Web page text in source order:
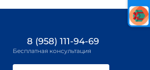
8 (958) 111-94-69
Бесплатная консультация